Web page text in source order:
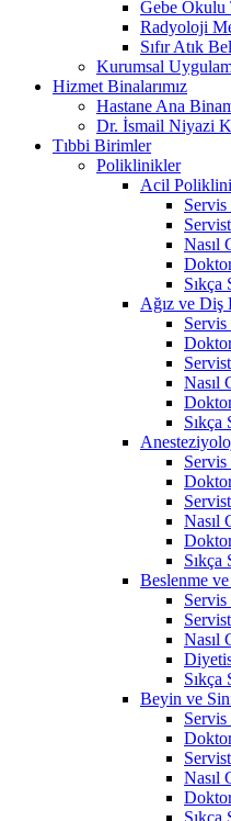
Gebe Okulu
Radyoloji
Sıfır Atık
Kurumsal
Hizmet Binalarımız
Hastane Ana
Dr. İsmail Niyazi
Tıbbi Birimler
Poliklinikler
Acil
Servis
Nasıl
Sıkça
Ağız ve Diş
Servis
Nasıl
Sıkça
Servis
Nasıl
Sıkça
Beslenme
Servis
Nasıl
Sıkça
Beyin ve
Servis
Nasıl
Sıkça